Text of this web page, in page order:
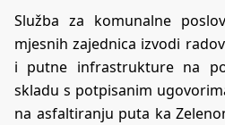
Služba za komunalne
mjesnih zajednica izvodi
i putne infrastrukture na
skladu s potpisanim
na asfaltiranju puta ka